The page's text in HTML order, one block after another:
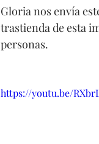
Gloria nos envía
trastienda de esta
personas.
https://youtu.be/